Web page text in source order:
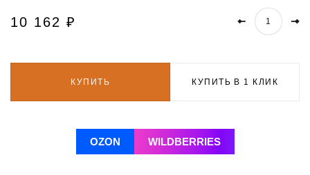
10 162 ₽
КУПИТЬ КУПИТЬ В 1 КЛИК
OZON WILDBERRIES